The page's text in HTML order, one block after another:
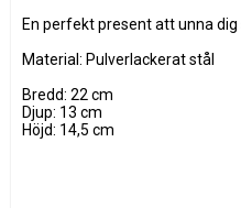
En perfekt present att unna
Material: Pulverlackerat stål
Bredd: 22 cm
Djup: 13 cm
Höjd: 14,5 cm